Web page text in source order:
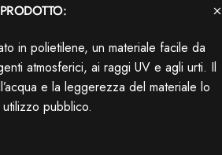
in polietilene, un materiale facile da
atmosferici, ai raggi UV e agli urti. Il
e la leggerezza del materiale lo
pubblico.